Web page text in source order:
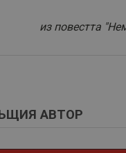
из повестта
АВТОР